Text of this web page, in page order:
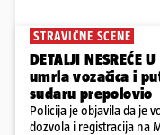
STRAVIČNE SCENE
DETALJI NESREĆE
umrla vozačica i
sudaru prepolovio
Policija je objavila da je
dozvola i registracija na